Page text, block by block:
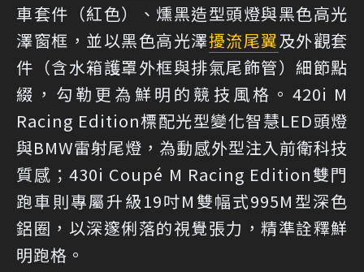
車套件（紅色）、燻黑造型頭燈與黑色高光
澤窗框，並以黑色高光澤擾流尾翼及外觀套
件（含水箱護罩外框與排氣尾飾管）細節點
綴，勾勒更為鮮明的競技風格。420i M
Racing Edition標配光型變化智慧LED頭燈
與BMW雷射尾燈，為動感外型注入前衛科技
質感；430i Coupé M Racing Edition雙門
跑車則專屬升級19吋M雙幅式995M型深色
鋁圈，以深邃俐落的視覺張力，精準詮釋鮮
明跑格。